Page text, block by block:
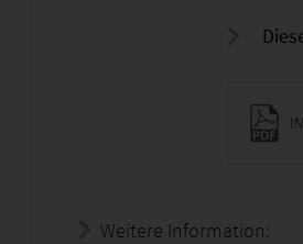
Weitere Information: